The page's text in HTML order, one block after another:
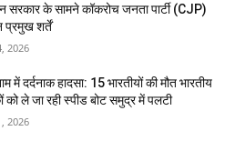
सरकार के सामने कॉकरोच जनता पार्टी (CJP)
प्रमुख शर्तें
2026
में दर्दनाक हादसा: 15 भारतीयों की मौत भारतीय
को ले जा रही स्पीड बोट समुद्र में पलटी
2026